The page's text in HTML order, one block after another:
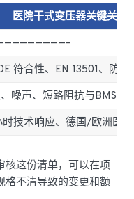
医院干式变压器关键关注
符合性、EN 13501、防火
噪声、短路阻抗与BMS/
技术响应、德国/欧洲医
核这份清单，可以在项
格不清导致的变更和额